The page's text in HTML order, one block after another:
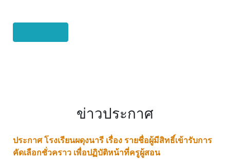
ข่าวประกาศ
ประกาศ โรงเรียนผดุงนารี เรื่อง รายชื่อผู้มีสิทธิ์เข้ารับการ
คัดเลือกชั่วคราว เพื่อปฏิบัติหน้าที่ครูผู้สอน